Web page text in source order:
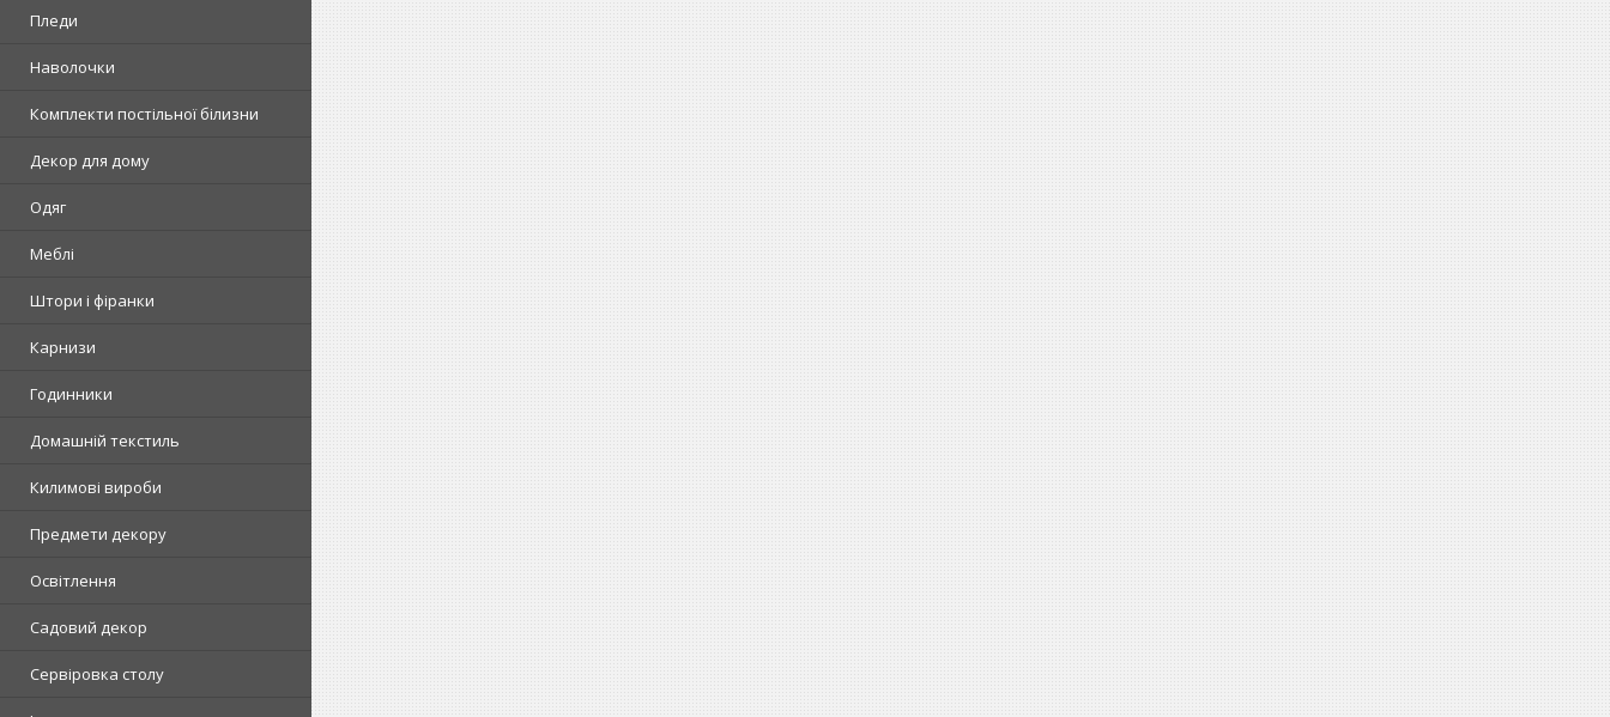
Пледи
Наволочки
Комплекти постільної білизни
Декор для дому
Одяг
Меблі
Штори і фіранки
Карнизи
Годинники
Домашній текстиль
Килимові вироби
Предмети декору
Освітлення
Садовий декор
Сервіровка столу